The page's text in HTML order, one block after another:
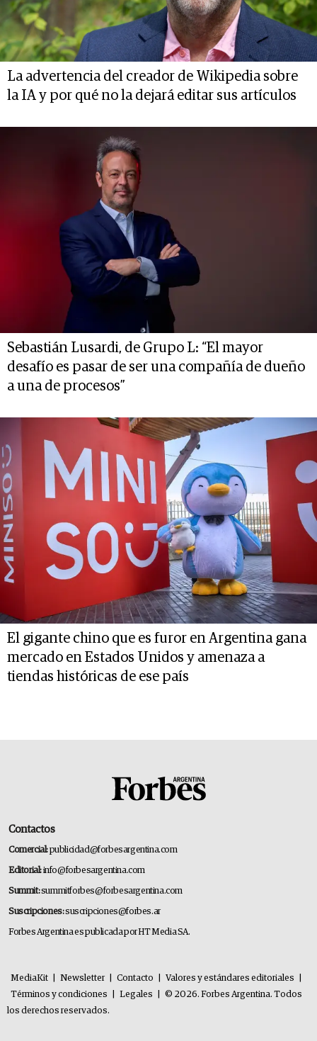
La advertencia del creador de Wikipedia sobre
la IA y por qué no la dejará editar sus artículos
Sebastián Lusardi, de Grupo L: “El mayor
desafío es pasar de ser una compañía de dueño
a una de procesos”
El gigante chino que es furor en Argentina gana
mercado en Estados Unidos y amenaza a
tiendas históricas de ese país
Contactos
Comercial:publicidad@forbesargentina.com
Editorial:info@forbesargentina.com
Summit:summitforbes@forbesargentina.com
Suscripciones:suscripciones@forbes.ar
Forbes Argentina es publicada por HT Media SA.
MediaKit Newsletter Contacto Valores y estándares editoriales
Términos y condiciones
Legales
© 2026. Forbes Argentina. Todos
los derechos reservados.